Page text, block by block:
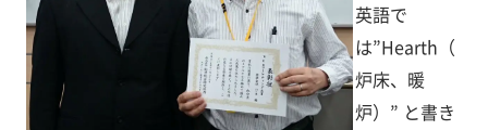
英語で
は”Hearth（
炉床、暖
炉）” と書き